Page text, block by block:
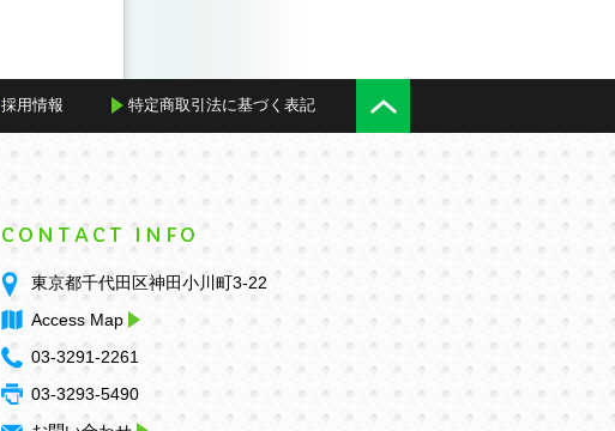
採用情報 特定商取引法に基づく表記
CONTACT INFO
東京都千代田区神田小川町3-22
Access Map
03-3291-2261
03-3293-5490